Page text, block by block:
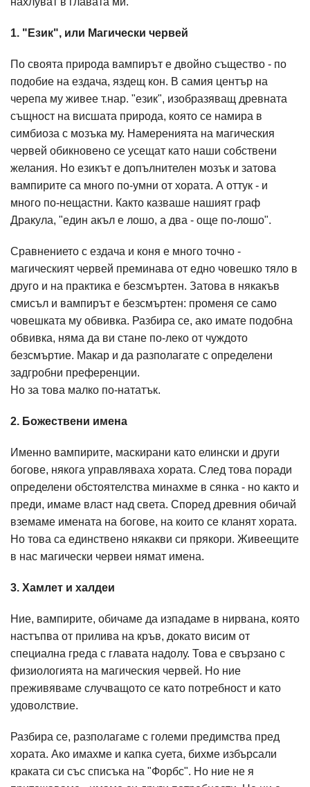
1. "Език", или Магически червей
По своята природа вампирът е двойно същество - по
подобие на ездача, яздещ кон. В самия център на
черепa му живее т.нар. "език", изобразяващ древната
същност на висшата природа, която се намира в
симбиоза с мозъкa му. Намеренията на магическия
червей обикновено се усещат като наши собствени
желания. Но езикът е допълнителен мозък и затова
вампирите са много по-умни от хората. А оттук - и
много по-нещастни. Както казваше нашият граф
Дракула, "един акъл е лошо, а два - още по-лошо".
Сравнението с ездача и коня е много точно -
магическият червей преминава от едно човешко тяло в
друго и на практика е безсмъртен. Затова в някакъв
смисъл и вампирът е безсмъртен: променя се само
човешката му обвивкa. Разбира се, ако имате подобна
обвивка, няма да ви стане по-леко от чуждото
безсмъртие. Макар и да разполагате с определени
задгробни преференции.
Но за това малко по-нататък.
2. Божествени имена
Именно вампирите, маскирани като елински и други
богове, някога управляваха хората. След това поради
определени обстоятелства минахме в сянка - но както и
преди, имаме власт над света. Според древния обичай
вземаме имената на богове, на които се кланят хората.
Но това са единствено някакви си прякори. Живеещите
в нас магически червеи нямат имена.
3. Хамлет и халдеи
Ние, вампирите, обичаме да изпадаме в нирвана, която
настъпва от прилива на кръв, докато висим от
специална греда с главата надолу. Това е свързано с
физиологията на магическия червей. Но ние
преживяваме случващото се като потребност и като
удоволствие.
Разбира се, разполагаме с големи предимства пред
хората. Ако имахме и капка суета, бихме избърсали
краката си със списъка на "Форбс". Но ние не я